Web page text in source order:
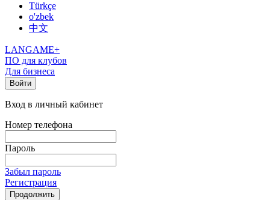
Türkçe
o'zbek
中文
LANGAME+
ПО для клубов
Для бизнеса
Войти
Вход в личный кабинет
Номер телефона
Пароль
Забыл пароль
Регистрация
Продолжить